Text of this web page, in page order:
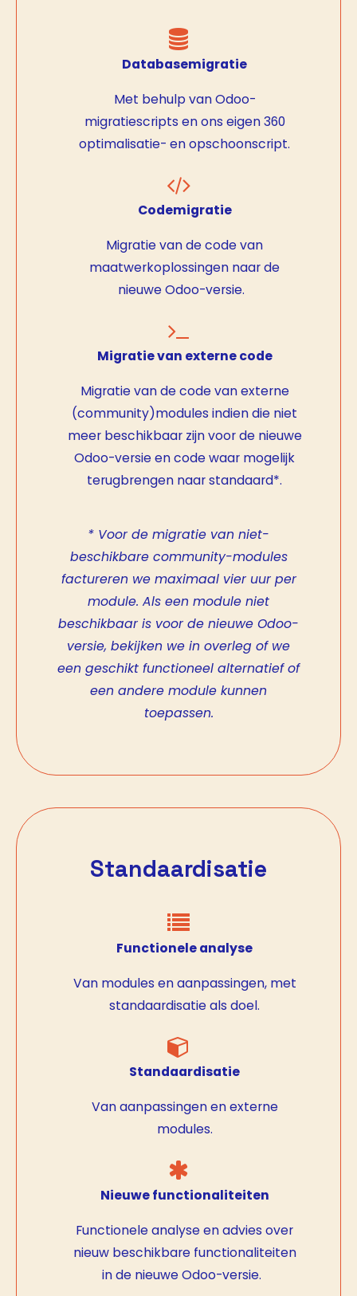
Databasemigratie
Met behulp van Odoo-
migratiescripts en ons eigen 360
optimalisatie- en opschoonscript.
Codemigratie
Migratie van de code van
maatwerkoplossingen naar de
nieuwe Odoo-versie.
Migratie van externe code
Migratie van de code van externe
(community)modules indien die niet
meer beschikbaar zijn voor de nieuwe
Odoo-versie en code waar mogelijk
terugbrengen naar standaard*.
* Voor de migratie van niet-
beschikbare community-modules
factureren we maximaal vier uur per
module. Als een module niet
beschikbaar is voor de nieuwe Odoo-
versie, bekijken we in overleg of we
een geschikt functioneel alternatief of
een andere module kunnen
toepassen.
Standaardisatie
Functionele analyse
Van modules en aanpassingen, met
standaardisatie als doel.
Standaardisatie
Van aanpassingen en externe
modules.
Nieuwe functionaliteiten
Functionele analyse en advies over
nieuw beschikbare functionaliteiten
in de nieuwe Odoo-versie.